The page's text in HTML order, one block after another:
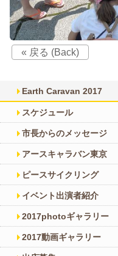
« 戻る (Back)
Earth Caravan 2017
スケジュール
市長からのメッセージ
アースキャラバン東京
ピースサイクリング
イベント出演者紹介
2017photoギャラリー
2017動画ギャラリー